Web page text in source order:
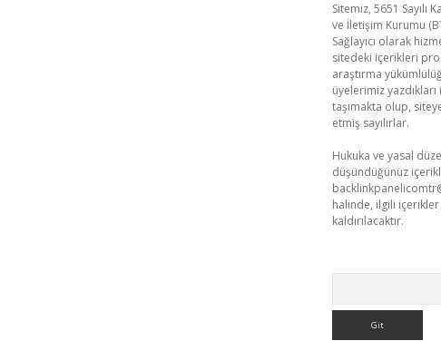
Sitemiz, 5651 Sayılı
ve İletişim Kurumu
Sağlayıcı olarak
sitedeki içerikleri
araştırma
üyelerimiz
taşımakta olup,
etmiş sayılırlar.
Hukuka ve yasal
düşündüğünüz
halinde, ilgili
kaldırılacaktır.